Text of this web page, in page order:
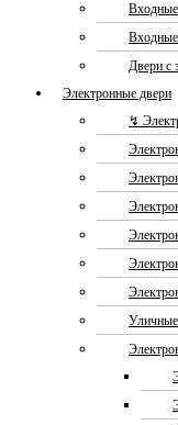
Двери с
Электронные двери
↯